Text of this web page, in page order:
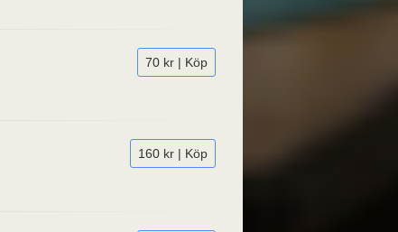
70 kr | Köp
160 kr | Köp